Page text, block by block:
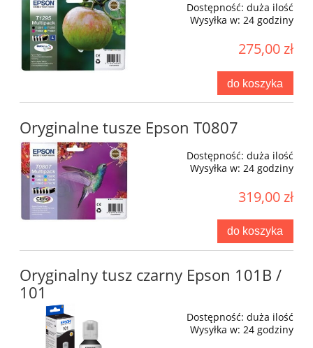
Dostępność: duża ilość
Wysyłka w: 24 godziny
275,00 zł
do koszyka
Oryginalne tusze Epson T0807
Dostępność: duża ilość
Wysyłka w: 24 godziny
319,00 zł
do koszyka
Oryginalny tusz czarny Epson 101B /
101
Dostępność: duża ilość
Wysyłka w: 24 godziny